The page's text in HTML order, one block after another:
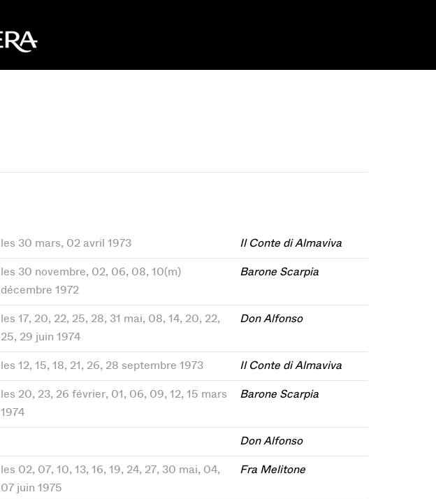
les 30 mars, 02 avril 1973 Il Conte di Almaviva
les 30 novembre, 02, 06, 08, 10(m)
décembre 1972
Barone Scarpia
les 17, 20, 22, 25, 28, 31 mai, 08, 14, 20, 22,
25, 29 juin 1974
Don Alfonso
les 12, 15, 18, 21, 26, 28 septembre 1973 Il Conte di Almaviva
les 20, 23, 26 février, 01, 06, 09, 12, 15 mars
1974
Barone Scarpia
Don Alfonso
les 02, 07, 10, 13, 16, 19, 24, 27, 30 mai, 04,
07 juin 1975
Fra Melitone